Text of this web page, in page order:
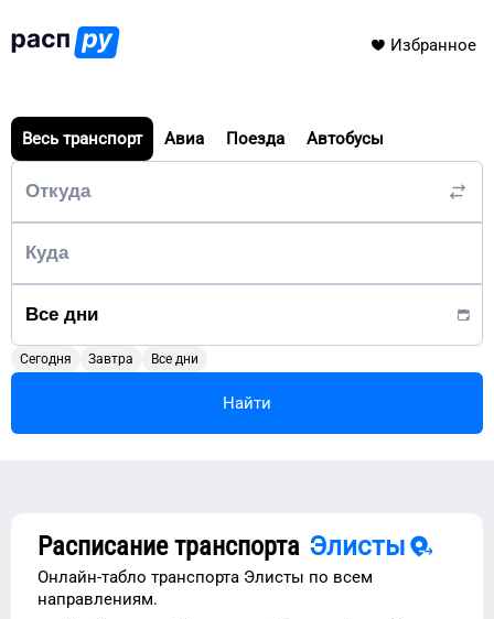
Избранное
Весь транспорт Авиа Поезда Автобусы
Сегодня Завтра Все дни
Найти
Расписание транспорта Элисты
Онлайн-табло транспорта Элисты по всем
направлениям.